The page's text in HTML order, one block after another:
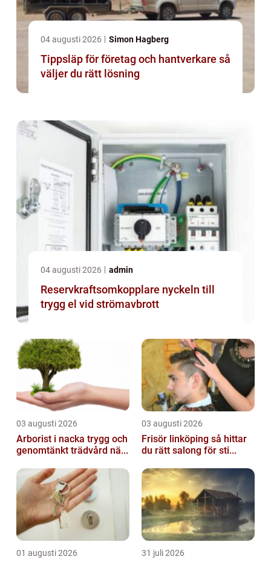
04 augusti 2026 Simon Hagberg
Tippsläp för företag och hantverkare så
väljer du rätt lösning
04 augusti 2026 admin
Reservkraftsomkopplare nyckeln till
trygg el vid strömavbrott
03 augusti 2026
Arborist i nacka trygg och
genomtänkt trädvård nä...
03 augusti 2026
Frisör linköping så hittar
du rätt salong för sti...
01 augusti 2026 31 juli 2026